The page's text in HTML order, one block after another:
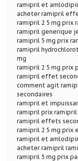
ramipril et
acheter ramipril
ramipril 2 5 mg prix
ramipril generique
ramipril 5 mg prix
ramipril
mg
ramipril 2 5 mg prix
ramipril effet
comment agit
secondaires
ramipril et
ramipril prix ramipril
ramipril effets
ramipril 2 5 mg prix
ramipril et
acheter ramipril
ramipril 5 mg prix